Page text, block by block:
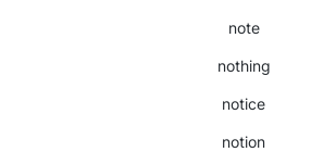
note
nothing
notice
notion